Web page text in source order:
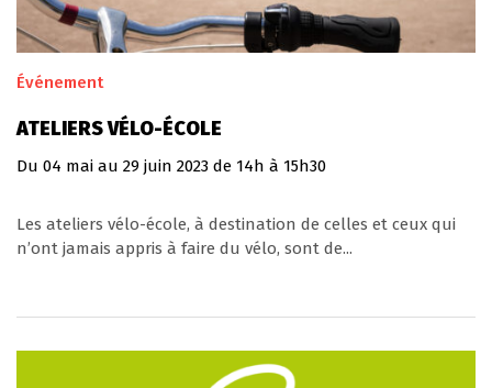
Événement
ATELIERS VÉLO-ÉCOLE
Du 04 mai au 29 juin 2023 de 14h à 15h30
Les ateliers vélo-école, à destination de celles et ceux qui
n’ont jamais appris à faire du vélo, sont de...